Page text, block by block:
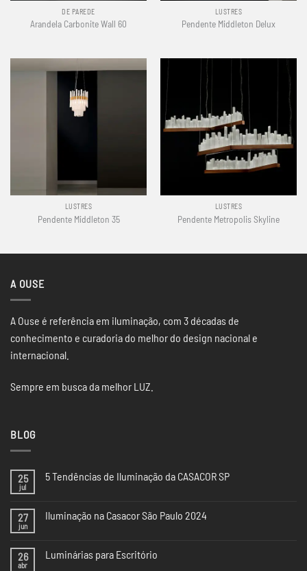
DE PAREDE
Arandela Carbonite Wall 60
LUSTRES
Pendente Middleton Delux
LUSTRES
Pendente Middleton 35
LUSTRES
Pendente Metropolis Skyline
A OUSE
A Ouse é referência em iluminação, com 3 décadas de
conhecimento e curadoria do melhor do design nacional e
internacional.
Sempre em busca da melhor LUZ.
BLOG
25
jul
5 Tendências de Iluminação da CASACOR SP
da
CASACOR
27
jun
Iluminação na Casacor São Paulo 2024
Iluminação
26
abr
Luminárias para Escritório